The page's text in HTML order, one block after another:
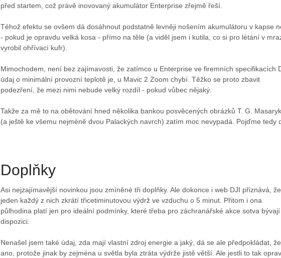
před startem, což právě inovovaný akumulátor Enterprise zřejmě řeší.
Téhož efektu se ovšem dá dosáhnout podstatně levněji nošením akumulátoru v kapse
- pokud je opravdu velká kosa - přímo na těle (a viděl jsem i kutila, co si pro létání v
vyrobil ohřívací kufr).
Mimochodem, není bez zajímavosti, že zatímco u Enterprise ve firemních specifikacích
údaj o minimální provozní teplotě je, u Mavic 2 Zoom chybí. Těžko se proto zbavit
podezření, že mezi nimi nebude velký rozdíl - pokud vůbec nějaký.
Takže za mě to na obětování hned několika bankou posvěcených obrázků T. G.
(a ještě ke všemu nejméně dvou Palackých navrch) zatím moc nevypadá. Pojďme tedy
Doplňky
Asi nejzajímavější novinkou jsou zmíněné tři doplňky. Ale dokonce i web DJI přiznává, že
jeden každý z nich zkrátí třicetiminutovou výdrž ve vzduchu o 5 minut. Přitom i ona
půlhodina platí jen pro ideální podmínky, které třeba pro záchranářské akce sotva
dispozici.
Nenašel jsem také údaj, zda mají vlastní zdroj energie a jaký, dá se ale předpokládat, že
ano, protože jinak by zejména u světla byla ztráta výdrže jistě větší. Ale jestli to tak